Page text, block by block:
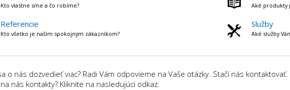
Kto vlastne sme a čo robíme?
Referencie
Kto všetko je naším spokojným zákazníkom?
Aké produkty
Služby
Aké služby
o nás dozvedieť viac? Radi Vám odpovieme na Vaše otázky. Stačí nás kontaktovať.
nás kontakty? Kliknite na nasledujúci odkaz: